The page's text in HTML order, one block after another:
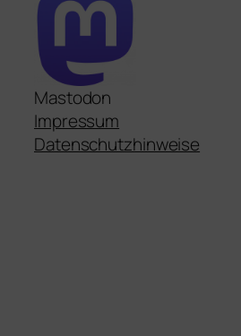
Mastodon
Impressum
Datenschutzhinweise